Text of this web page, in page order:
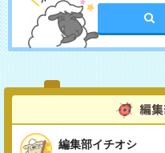
編集部イチオシ